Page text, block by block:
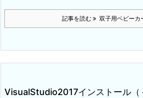
記事を読む 双子用ベビーカ
VisualStudio2017インストール（